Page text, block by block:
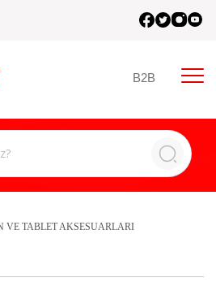
B2B
VE TABLET AKSESUARLARI